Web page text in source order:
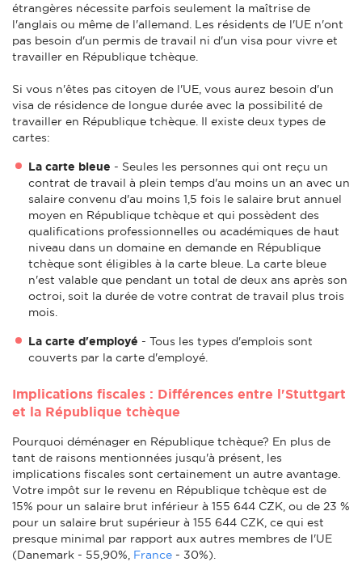
étrangères nécessite parfois seulement la maîtrise de
l'anglais ou même de l'allemand. Les résidents de l'UE n'ont
pas besoin d'un permis de travail ni d'un visa pour vivre et
travailler en République tchèque.
Si vous n'êtes pas citoyen de l'UE, vous aurez besoin d'un
visa de résidence de longue durée avec la possibilité de
travailler en République tchèque. Il existe deux types de
cartes:
La carte bleue - Seules les personnes qui ont reçu un
contrat de travail à plein temps d'au moins un an avec un
salaire convenu d'au moins 1,5 fois le salaire brut annuel
moyen en République tchèque et qui possèdent des
qualifications professionnelles ou académiques de haut
niveau dans un domaine en demande en République
tchèque sont éligibles à la carte bleue. La carte bleue
n'est valable que pendant un total de deux ans après son
octroi, soit la durée de votre contrat de travail plus trois
mois.
La carte d'employé - Tous les types d'emplois sont
couverts par la carte d'employé.
Implications fiscales : Différences entre l'Stuttgart
et la République tchèque
Pourquoi déménager en République tchèque? En plus de
tant de raisons mentionnées jusqu'à présent, les
implications fiscales sont certainement un autre avantage.
Votre impôt sur le revenu en République tchèque est de
15% pour un salaire brut inférieur à 155 644 CZK, ou de 23 %
pour un salaire brut supérieur à 155 644 CZK, ce qui est
presque minimal par rapport aux autres membres de l'UE
(Danemark - 55,90%, France - 30%).